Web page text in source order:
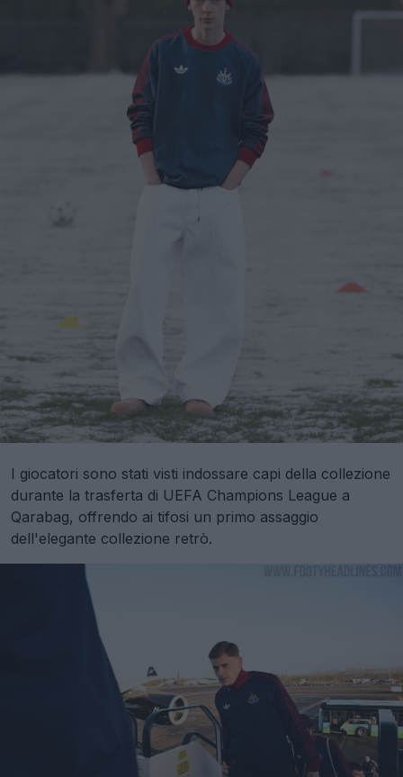
I giocatori sono stati visti indossare capi della collezione
durante la trasferta di UEFA Champions League a
Qarabag, offrendo ai tifosi un primo assaggio
dell'elegante collezione retrò.